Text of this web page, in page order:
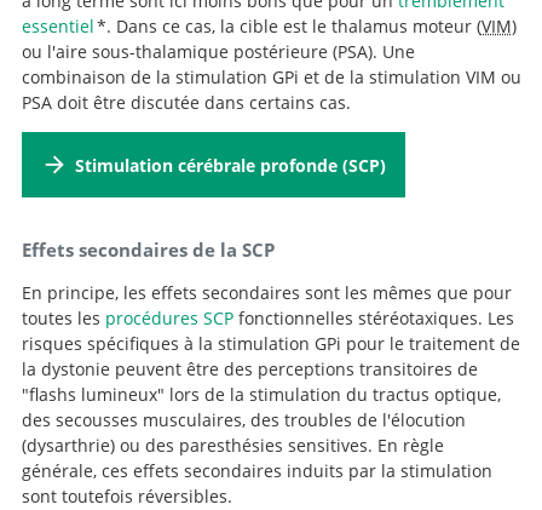
essentiel*. Dans ce cas, la cible est le thalamus moteur (VIM)
ou l'aire sous-thalamique postérieure (PSA). Une
combinaison de la stimulation GPi et de la stimulation VIM ou
PSA doit être discutée dans certains cas.
Stimulation cérébrale profonde (SCP)
Effets secondaires de la SCP
En principe, les effets secondaires sont les mêmes que pour
toutes les procédures SCPfonctionnelles stéréotaxiques. Les
risques spécifiques à la stimulation GPi pour le traitement de
la dystonie peuvent être des perceptions transitoires de
"flashs lumineux" lors de la stimulation du tractus optique,
des secousses musculaires, des troubles de l'élocution
(dysarthrie) ou des paresthésies sensitives. En règle
générale, ces effets secondaires induits par la stimulation
sont toutefois réversibles.